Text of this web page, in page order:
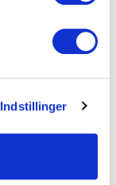
Indstillinger